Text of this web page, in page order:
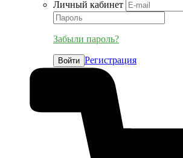
Личный кабинет
Забыли пароль?
Войти Регистрация